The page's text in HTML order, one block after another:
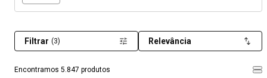
Encontramos 5.847 produtos
Filtrar (3) Relevância